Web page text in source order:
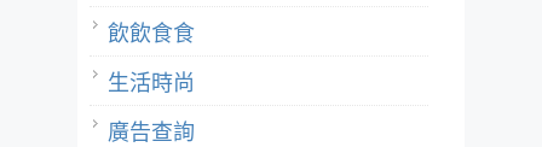
飲飲食食
生活時尚
廣告查詢